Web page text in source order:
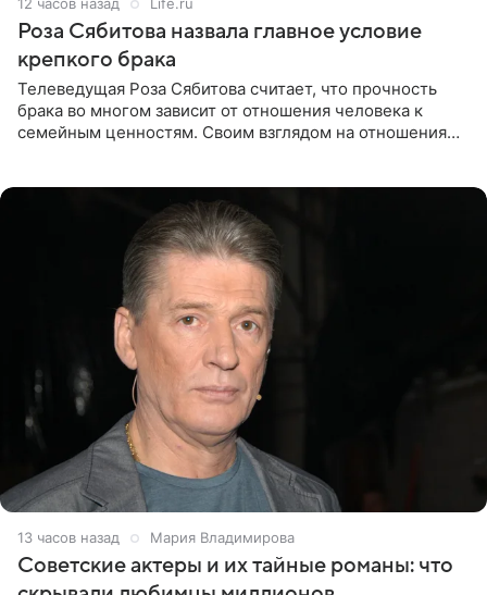
12 часов назад Life.ru
Роза Сябитова назвала главное условие
крепкого брака
Телеведущая Роза Сябитова считает, что прочность
брака во многом зависит от отношения человека к
семейным ценностям. Своим взглядом на отношения
13 часов назад Мария Владимирова
Советские актеры и их тайные романы: что